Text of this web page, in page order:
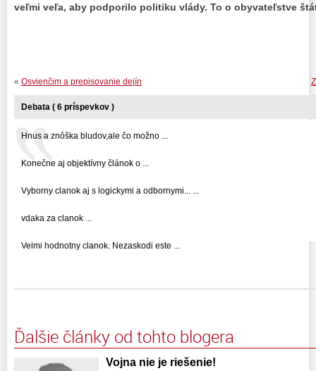
veľmi veľa, aby podporilo politiku vlády. To o obyvateľstve
« Osvienčim a prepisovanie dejín
Debata ( 6 príspevkov )
Hnus a znôška bludov,ale čo možno ...
Konečne aj objektívny článok o ...
Vyborny clanok aj s logickymi a odbornymi... ...
vdaka za clanok ...
Velmi hodnotny clanok. Nezaskodi este ...
Ďalšie články od tohto blogera
Vojna nie je riešenie!